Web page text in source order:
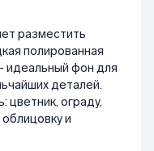
разместить
полированная
идеальный фон для
деталей.
цветник, ограду,
и